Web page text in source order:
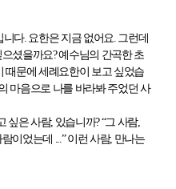
니다. 요한은 지금 없어요. 그런데
으셨을까요?예수님의 간곡한 초
때문에 세례요한이 보고 싶었습
마음으로 나를 바라봐 주었던 사
싶은 사람, 있습니까? “그 사람,
이었는데 ...”이런 사람, 만나는